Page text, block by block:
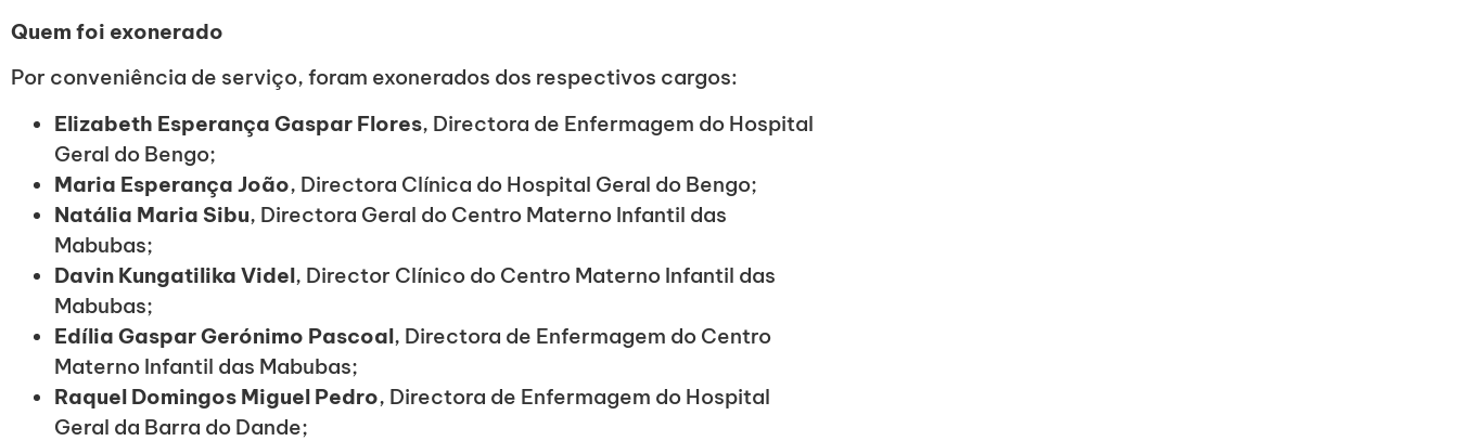
Quem foi exonerado
Por conveniência de serviço, foram exonerados dos respectivos cargos:
Elizabeth Esperança Gaspar Flores, Directora de Enfermagem do Hospital
Geral do Bengo;
Maria Esperança João, Directora Clínica do Hospital Geral do Bengo;
Natália Maria Sibu, Directora Geral do Centro Materno Infantil das
Mabubas;
Davin Kungatilika Videl, Director Clínico do Centro Materno Infantil das
Mabubas;
Edília Gaspar Gerónimo Pascoal, Directora de Enfermagem do Centro
Materno Infantil das Mabubas;
Raquel Domingos Miguel Pedro, Directora de Enfermagem do Hospital
Geral da Barra do Dande;